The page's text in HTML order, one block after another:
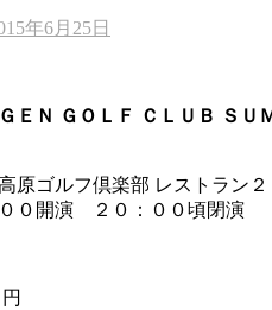
年6月25日
ＥＮ ＧＯＬＦ ＣＬＵＢ ＳＵ
原ゴルフ倶楽部 レストラン２
０開演 ２０：００頃閉演